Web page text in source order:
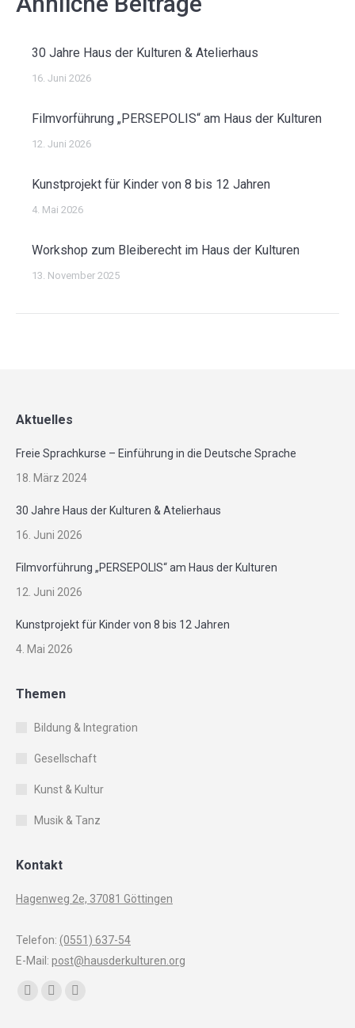
30 Jahre Haus der Kulturen & Atelierhaus
16. Juni 2026
Filmvorführung „PERSEPOLIS“ am Haus der Kulturen
12. Juni 2026
Kunstprojekt für Kinder von 8 bis 12 Jahren
4. Mai 2026
Workshop zum Bleiberecht im Haus der Kulturen
13. November 2025
Aktuelles
Freie Sprachkurse – Einführung in die Deutsche Sprache
18. März 2024
30 Jahre Haus der Kulturen & Atelierhaus
16. Juni 2026
Filmvorführung „PERSEPOLIS“ am Haus der Kulturen
12. Juni 2026
Kunstprojekt für Kinder von 8 bis 12 Jahren
4. Mai 2026
Themen
Bildung & Integration
Gesellschaft
Kunst & Kultur
Musik & Tanz
Kontakt
Hagenweg 2e, 37081 Göttingen
Telefon: (0551) 637-54
E-Mail: post@hausderkulturen.org
Finden Sie uns auf: